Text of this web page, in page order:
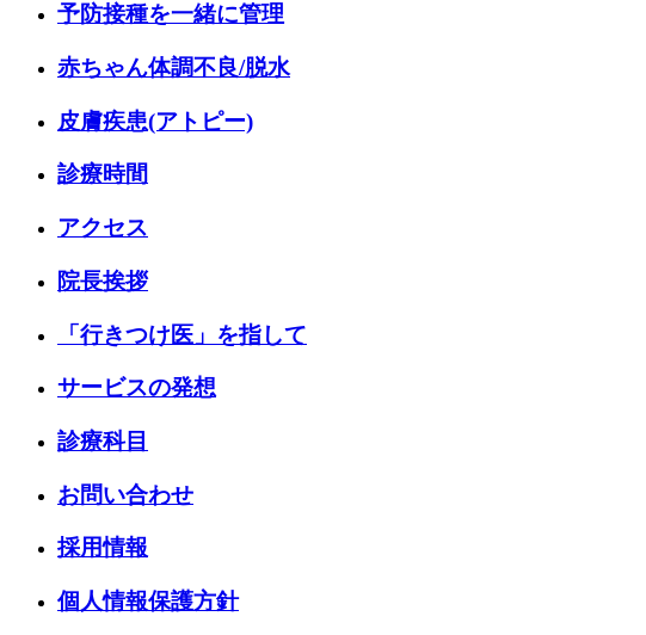
予防接種を一緒に管理
赤ちゃん体調不良/脱水
皮膚疾患(アトピー)
診療時間
アクセス
院長挨拶
「行きつけ医」を指して
サービスの発想
診療科目
お問い合わせ
採用情報
個人情報保護方針